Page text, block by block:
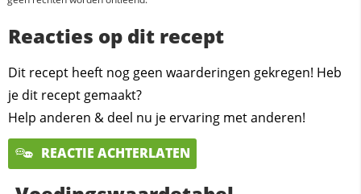
Reacties op dit recept
Dit recept heeft nog geen waarderingen gekregen! Heb
je dit recept gemaakt?
Help anderen & deel nu je ervaring met anderen!
REACTIE ACHTERLATEN